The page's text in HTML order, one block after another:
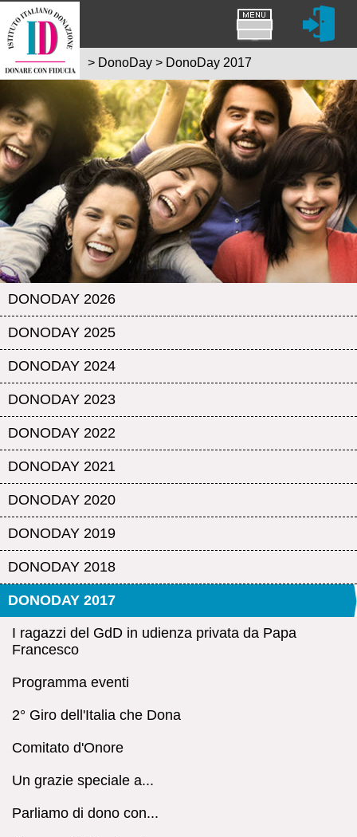
DONODAY 2026
DONODAY 2025
DONODAY 2024
DONODAY 2023
DONODAY 2022
DONODAY 2021
DONODAY 2020
DONODAY 2019
DONODAY 2018
DONODAY 2017
I ragazzi del GdD in udienza privata da Papa
Francesco
Programma eventi
2° Giro dell'Italia che Dona
Comitato d'Onore
Un grazie speciale a...
Parliamo di dono con...
> DonoDay > DonoDay 2017